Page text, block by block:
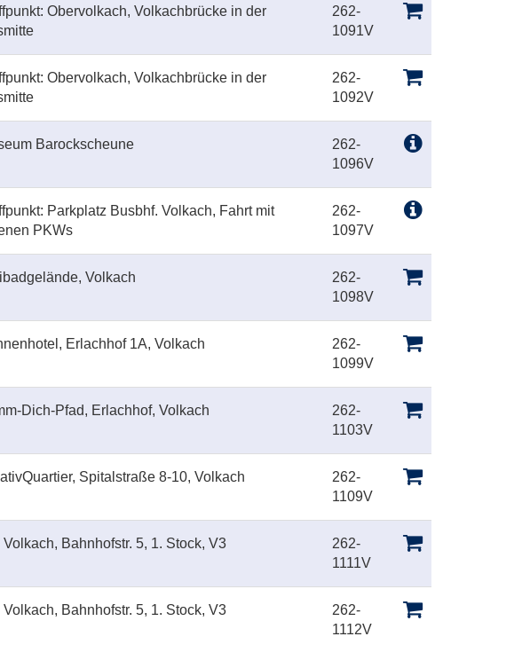
Obervolkach, Volkachbrücke in der
262-
1091V
Obervolkach, Volkachbrücke in der
262-
1092V
Barockscheune
262-
1096V
Parkplatz Busbhf. Volkach, Fahrt mit
PKWs
262-
1097V
Volkach
262-
1098V
Erlachhof 1A, Volkach
262-
1099V
Dich-Pfad, Erlachhof, Volkach
262-
1103V
Spitalstraße 8-10, Volkach
262-
1109V
Volkach, Bahnhofstr. 5, 1. Stock, V3
262-
1111V
Volkach, Bahnhofstr. 5, 1. Stock, V3
262-
1112V